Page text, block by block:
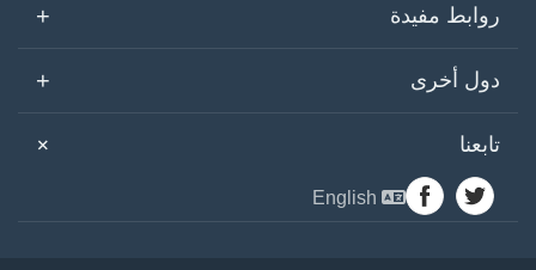
روابط مفيدة +
دول أخرى +
تابعنا +